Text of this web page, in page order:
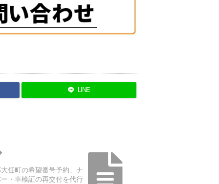
LINE
任町の希望番号予約、ナ
・車検証の再交付を代行